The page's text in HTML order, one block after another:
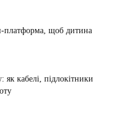
платформа, щоб дитина
як кабелі, підлокітники